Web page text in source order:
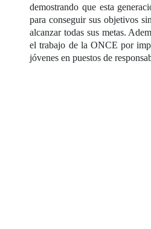
demostrando que esta
para conseguir sus objetivos
alcanzar todas sus metas.
el trabajo de la ONCE por
jóvenes en puestos de